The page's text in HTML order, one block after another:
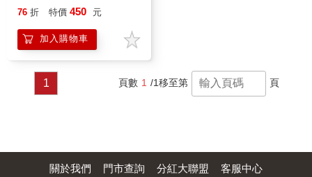
76 折 特價 450 元
加入購物車
1 頁數 1 /1移至第 頁
關於我們 門市查詢 分紅大聯盟 客服中心